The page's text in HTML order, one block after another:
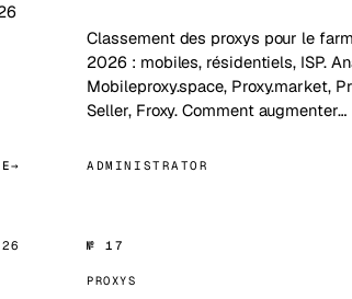
Classement des proxys pour le
2026 : mobiles, résidentiels, ISP.
Mobileproxy.space, Proxy.market,
Seller, Froxy. Comment augmenter…
ADMINISTRATOR
№ 17
PROXYS